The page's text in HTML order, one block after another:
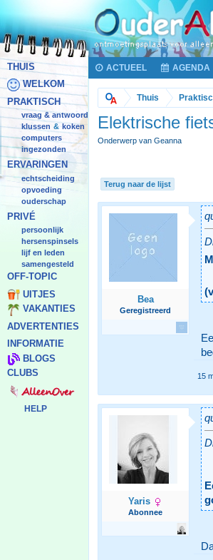
THUIS
WELKOM
PRAKTISCH
vraag & antwoord
klussen & koken
computers
ingezonden
ERVARINGEN
echtscheiding
opvoeding
ouderschap
PRIVÉ
persoonlijk
hersenspinsels
lijf en leden
samengesteld
OFF-TOPIC
UITJES
VAKANTIES
ADVERTENTIES
INFORMATIE
BLOGS
CLUBS
HELP
ACTUEEL AGENDA
Thuis
Elektrische
Onderwerp van Geanna
Terug naar de lijst
Bea
Geregistreerd
15
Yaris
Abonnee